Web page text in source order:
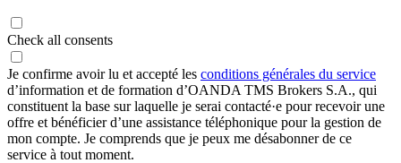
Check all consents
Je confirme avoir lu et accepté les conditions générales du service
d’information et de formation d’OANDA TMS Brokers S.A., qui
constituent la base sur laquelle je serai contacté·e pour recevoir une
offre et bénéficier d’une assistance téléphonique pour la gestion de
mon compte. Je comprends que je peux me désabonner de ce
service à tout moment.